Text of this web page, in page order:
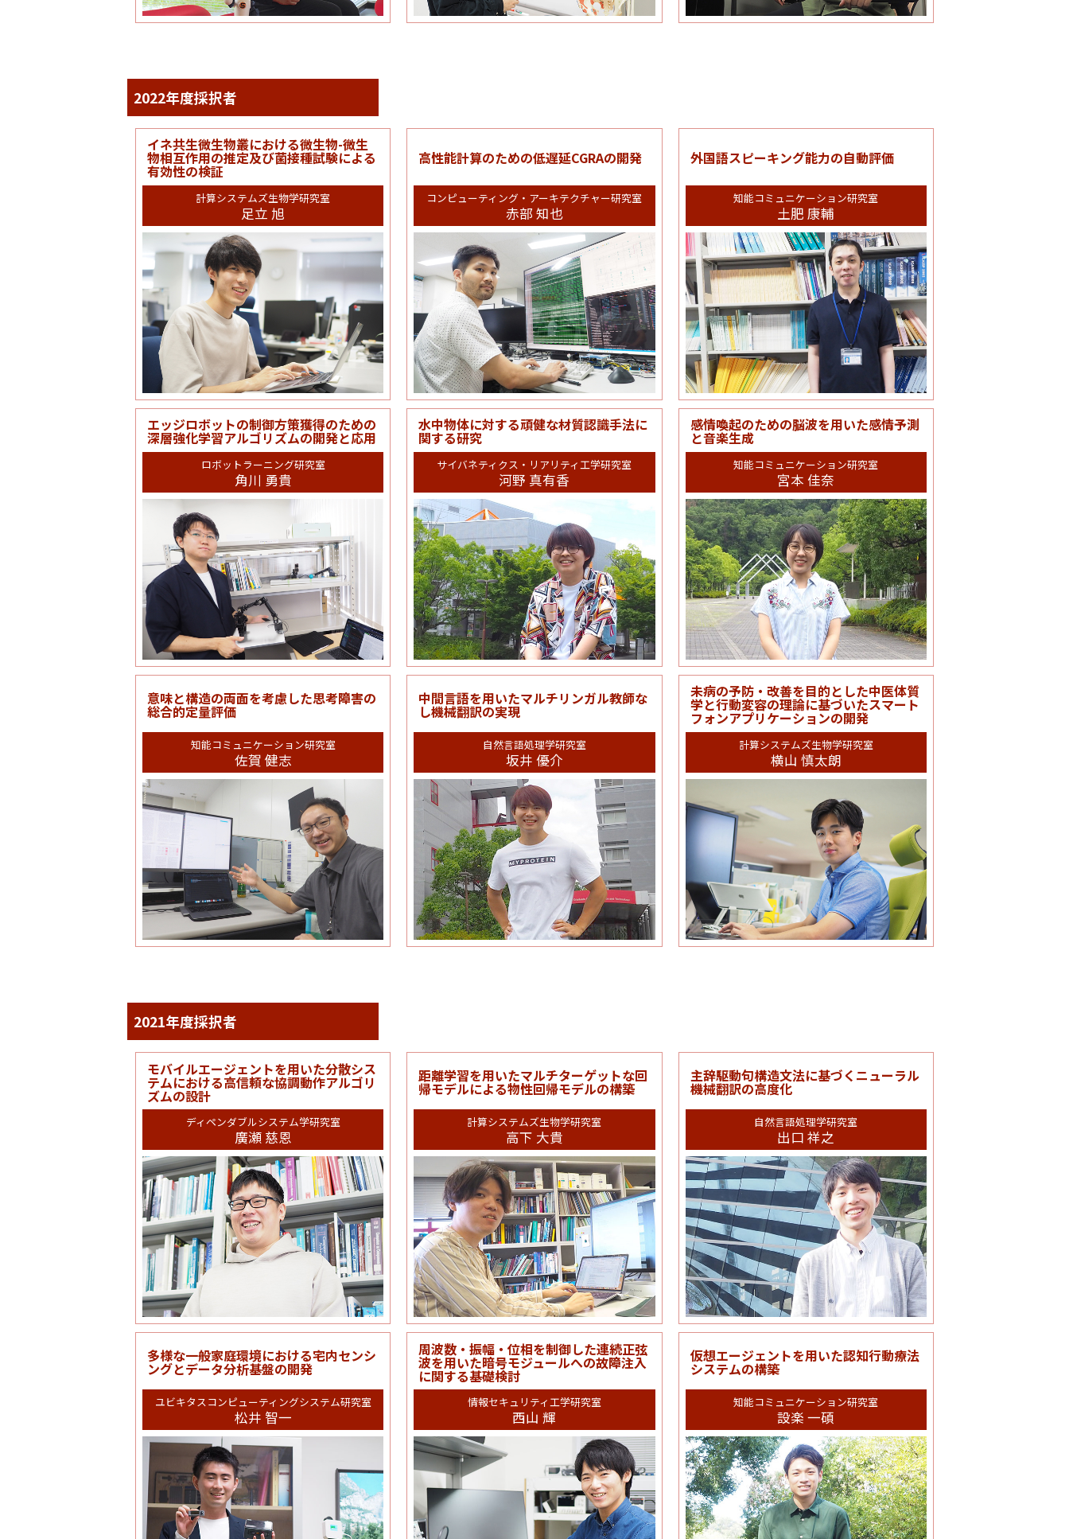
2022年度採択者
イネ共生微生物叢における微生物-微生
物相互作用の推定及び菌接種試験による
有効性の検証
計算システムズ生物学研究室
足立 旭
高性能計算のための低遅延CGRAの開発
コンピューティング・アーキテクチャー研究室
赤部 知也
外国語スピーキング能力の自動評価
知能コミュニケーション研究室
土肥 康輔
エッジロボットの制御方策獲得のための
深層強化学習アルゴリズムの開発と応用
ロボットラーニング研究室
角川 勇貴
水中物体に対する頑健な材質認識手法に
関する研究
サイバネティクス・リアリティ工学研究室
河野 真有香
感情喚起のための脳波を用いた感情予測
と音楽生成
知能コミュニケーション研究室
宮本 佳奈
意味と構造の両面を考慮した思考障害の
総合的定量評価
知能コミュニケーション研究室
佐賀 健志
中間言語を用いたマルチリンガル教師な
し機械翻訳の実現
自然言語処理学研究室
坂井 優介
未病の予防・改善を目的とした中医体質
学と行動変容の理論に基づいたスマート
フォンアプリケーションの開発
計算システムズ生物学研究室
横山 慎太朗
2021年度採択者
モバイルエージェントを用いた分散シス
テムにおける高信頼な協調動作アルゴリ
ズムの設計
ディペンダブルシステム学研究室
廣瀬 慈恩
距離学習を用いたマルチターゲットな回
帰モデルによる物性回帰モデルの構築
計算システムズ生物学研究室
高下 大貴
主辞駆動句構造文法に基づくニューラル
機械翻訳の高度化
自然言語処理学研究室
出口 祥之
多様な一般家庭環境における宅内センシ
ングとデータ分析基盤の開発
ユビキタスコンピューティングシステム研究室
松井 智一
周波数・振幅・位相を制御した連続正弦
波を用いた暗号モジュールへの故障注入
に関する基礎検討
情報セキュリティ工学研究室
西山 輝
仮想エージェントを用いた認知行動療法
システムの構築
知能コミュニケーション研究室
設楽 一碩